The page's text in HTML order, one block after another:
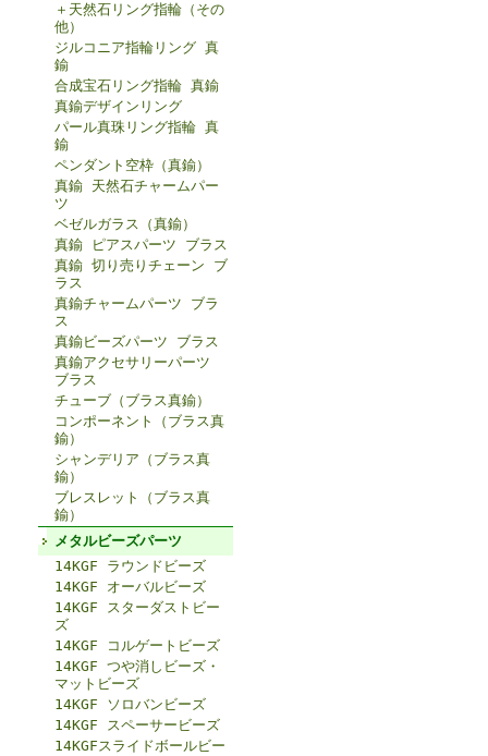
＋天然石リング指輪（その
他）
ジルコニア指輪リング 真
鍮
合成宝石リング指輪 真鍮
真鍮デザインリング
パール真珠リング指輪 真
鍮
ペンダント空枠（真鍮）
真鍮 天然石チャームパー
ツ
ベゼルガラス（真鍮）
真鍮 ピアスパーツ ブラス
真鍮 切り売りチェーン ブ
ラス
真鍮チャームパーツ ブラ
ス
真鍮ビーズパーツ ブラス
真鍮アクセサリーパーツ
ブラス
チューブ（ブラス真鍮）
コンポーネント（ブラス真
鍮）
シャンデリア（ブラス真
鍮）
ブレスレット（ブラス真
鍮）
メタルビーズパーツ
14KGF ラウンドビーズ
14KGF オーバルビーズ
14KGF スターダストビー
ズ
14KGF コルゲートビーズ
14KGF つや消しビーズ・
マットビーズ
14KGF ソロバンビーズ
14KGF スペーサービーズ
14KGFスライドボールビー